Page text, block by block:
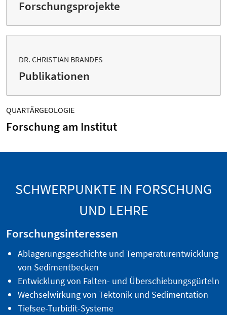
Forschungsprojekte
DR. CHRISTIAN BRANDES
Publikationen
QUARTÄRGEOLOGIE
Forschung am Institut
SCHWERPUNKTE IN FORSCHUNG
UND LEHRE
Forschungsinteressen
Ablagerungsgeschichte und Temperaturentwicklung
von Sedimentbecken
Entwicklung von Falten- und Überschiebungsgürteln
Wechselwirkung von Tektonik und Sedimentation
Tiefsee-Turbidit-Systeme